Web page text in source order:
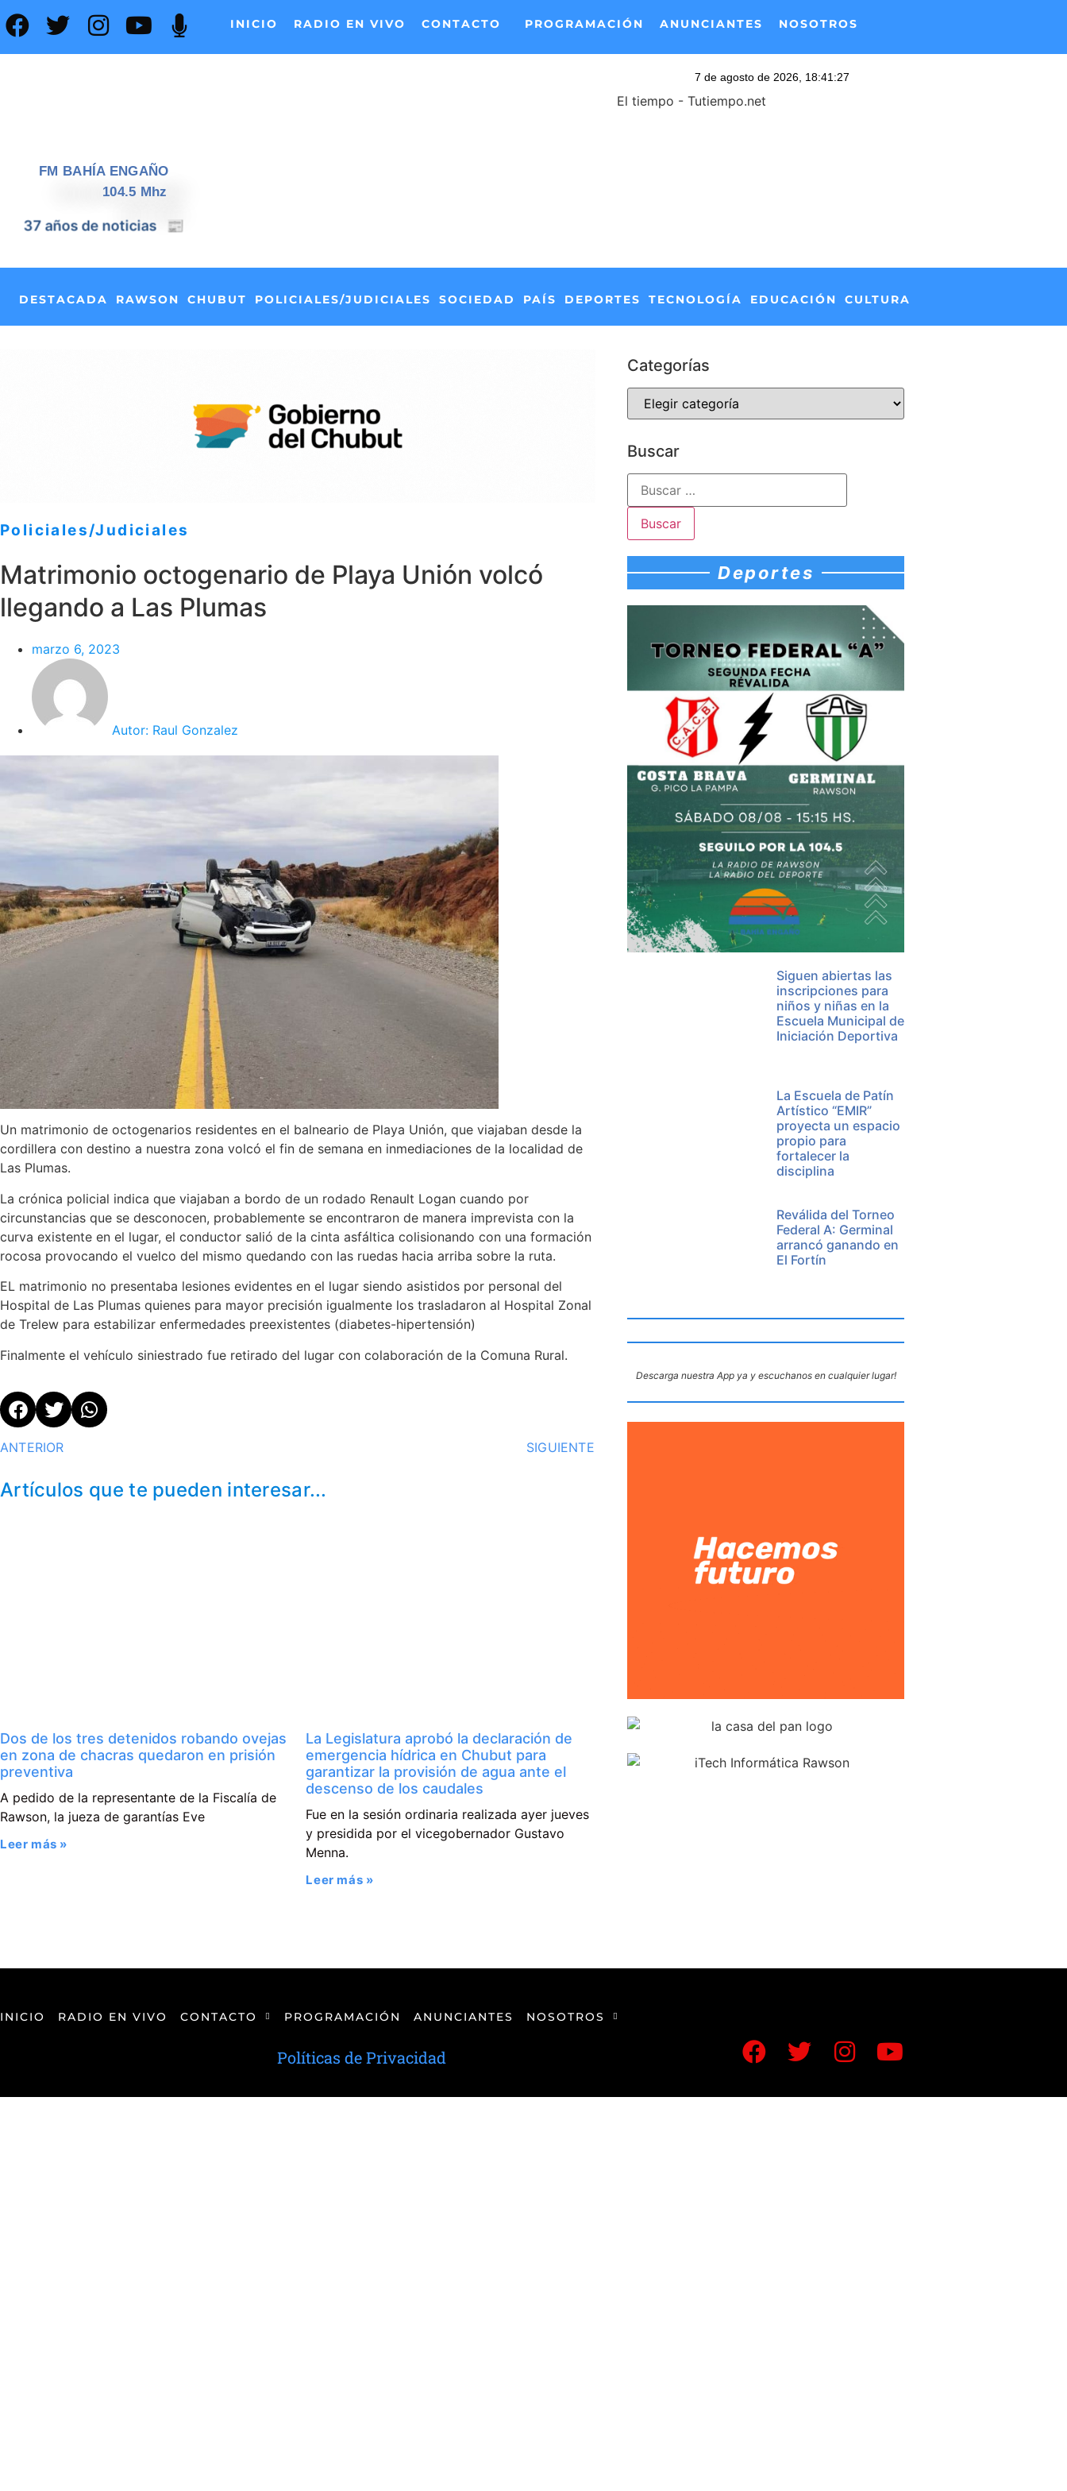
INICIO RADIO EN VIVO CONTACTO PROGRAMACIÓN ANUNCIANTES NOSOTROS
FM BAHÍA ENGAÑO
104.5 Mhz
37 años de noticias 📰
El tiempo - Tutiempo.net
DESTACADA RAWSON CHUBUT POLICIALES/JUDICIALES SOCIEDAD PAÍS DEPORTES TECNOLOGÍA EDUCACIÓN CULTURA
Policiales/Judiciales
Matrimonio octogenario de Playa Unión volcó
llegando a Las Plumas
marzo 6, 2023
Autor: Raul Gonzalez
Un matrimonio de octogenarios residentes en el balneario de Playa Unión, que viajaban desde la
cordillera con destino a nuestra zona volcó el fin de semana en inmediaciones de la localidad de
Las Plumas.
La crónica policial indica que viajaban a bordo de un rodado Renault Logan cuando por
circunstancias que se desconocen, probablemente se encontraron de manera imprevista con la
curva existente en el lugar, el conductor salió de la cinta asfáltica colisionando con una formación
rocosa provocando el vuelco del mismo quedando con las ruedas hacia arriba sobre la ruta.
EL matrimonio no presentaba lesiones evidentes en el lugar siendo asistidos por personal del
Hospital de Las Plumas quienes para mayor precisión igualmente los trasladaron al Hospital Zonal
de Trelew para estabilizar enfermedades preexistentes (diabetes-hipertensión)
Finalmente el vehículo siniestrado fue retirado del lugar con colaboración de la Comuna Rural.
ANTERIOR SIGUIENTE
Artículos que te pueden interesar...
Dos de los tres detenidos robando ovejas
en zona de chacras quedaron en prisión
preventiva
A pedido de la representante de la Fiscalía de
Rawson, la jueza de garantías Eve
Leer más »
La Legislatura aprobó la declaración de
emergencia hídrica en Chubut para
garantizar la provisión de agua ante el
descenso de los caudales
Fue en la sesión ordinaria realizada ayer jueves
y presidida por el vicegobernador Gustavo
Menna.
Leer más »
Categorías
Buscar
Deportes
Siguen abiertas las
inscripciones para
niños y niñas en la
Escuela Municipal de
Iniciación Deportiva
La Escuela de Patín
Artístico “EMIR”
proyecta un espacio
propio para
fortalecer la
disciplina
Reválida del Torneo
Federal A: Germinal
arrancó ganando en
El Fortín
Descarga nuestra App ya y escuchanos en cualquier lugar!
INICIO RADIO EN VIVO CONTACTO PROGRAMACIÓN ANUNCIANTES NOSOTROS
Políticas de Privacidad